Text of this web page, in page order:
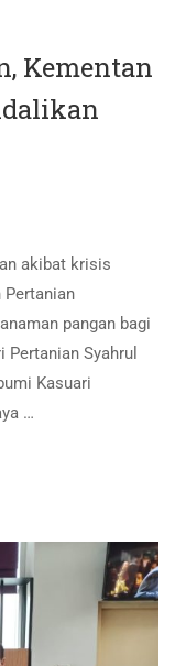
Kementan
akibat krisis
Pertanian
pangan bagi
Syahrul
Kasuari
…